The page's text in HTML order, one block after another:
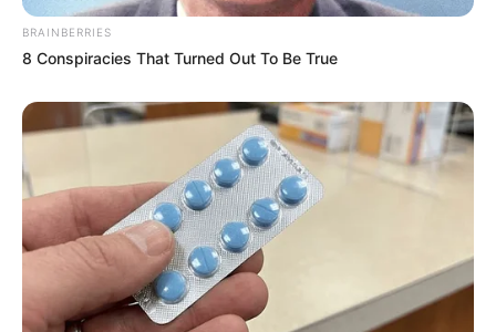
BRAINBERRIES
8 Conspiracies That Turned Out To Be True